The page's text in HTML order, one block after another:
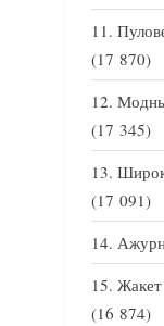
(17 870)
(17 345)
(17 091)
(16 874)